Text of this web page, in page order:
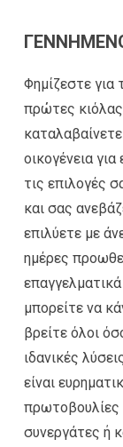
Φημίζεστε για
πρώτες
καταλαβαίνετε
οικογένεια
τις επιλογές
και σας
επιλύετε με
ημέρες
μπορείτε να
βρείτε όλοι
ιδανικές
είναι
πρωτοβουλίες
συνεργάτες ή